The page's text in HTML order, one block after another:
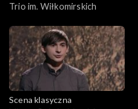
Trio im. Wiłkomirskich
Scena klasyczna